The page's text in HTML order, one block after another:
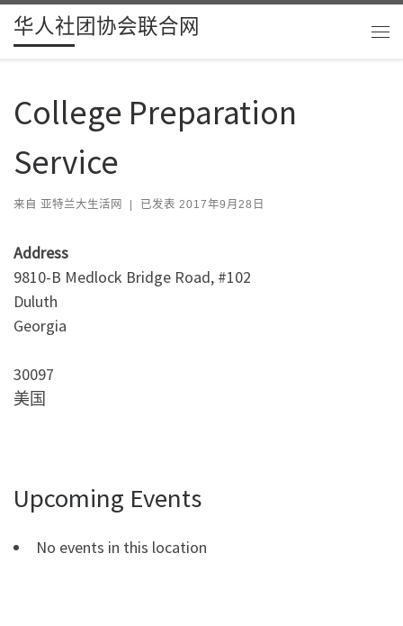
Skip to content
华人社团协会联合网
College Preparation
Service
来自 亚特兰大生活网 已发表 2017年9月28日
Address
9810-B Medlock Bridge Road, #102
Duluth
Georgia
30097
美国
Upcoming Events
No events in this location